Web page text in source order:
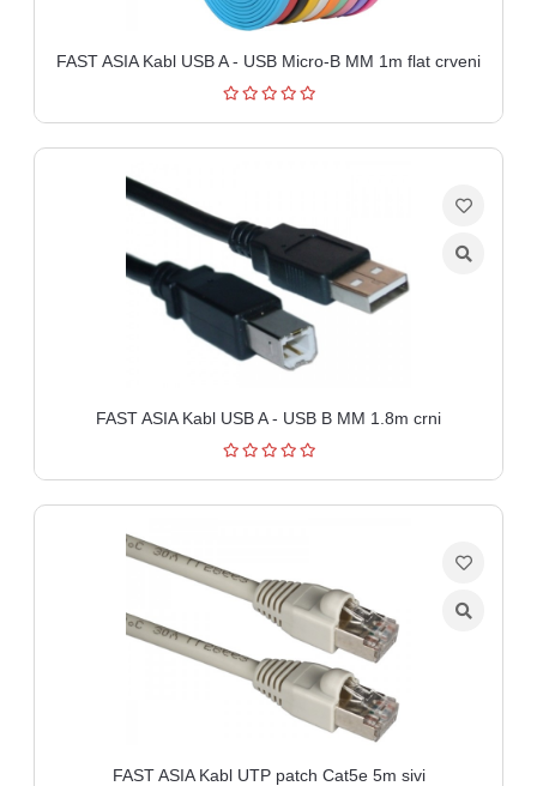
FAST ASIA Kabl USB A - USB Micro-B MM 1m flat crveni
FAST ASIA Kabl USB A - USB B MM 1.8m crni
FAST ASIA Kabl UTP patch Cat5e 5m sivi